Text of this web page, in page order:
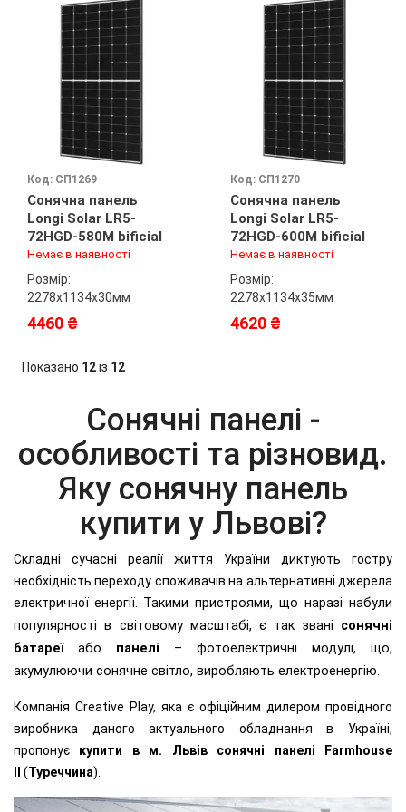
Код: СП1269
Сонячна панель
Longi Solar LR5-
72HGD-580M bificial
Немає в наявності
Розмір:
2278х1134х30мм
4460 ₴
Код: СП1270
Сонячна панель
Longi Solar LR5-
72HGD-600M bificial
Немає в наявності
Розмір:
2278х1134х35мм
4620 ₴
Показано 12із 12
Сонячні панелі -
особливості та різновид.
Яку сонячну панель
купити у Львові?
Складні сучасні реалії життя України диктують гостру
необхідність переходу споживачів на альтернативні джерела
електричної енергії. Такими пристроями, що наразі набули
популярності в світовому масштабі, є так звані сонячні
батареїабо панелі – фотоелектричні модулі, що,
акумулюючи сонячне світло, виробляють електроенергію.
Компанія Creative Play, яка є офіційним дилером провідного
виробника даного актуального обладнання в Україні,
пропонує купити в м. Львів сонячні панелі Farmhouse
(Туреччина).